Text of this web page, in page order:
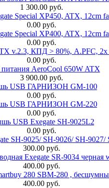
1 300.00 руб.
Special XP450, ATX, 12cm
0.00 руб.
Special XP400, ATX, 12cm
0.00 руб.
v.2.3, КПД > 80%, A.PFC,
0.00 руб.
AeroCool 650W ATX
3 900.00 руб.
USB ГАРНИЗОН GM-100
0.00 руб.
USB ГАРНИЗОН GM-220
0.00 руб.
USB Exegate SH-9025L2
0.00 руб.
SH-9025/ SH-9026/ SH-9027/
300.00 руб.
Exegate SR-9034 черная
400.00 руб.
280 SBM-280 ,
400.00 руб.